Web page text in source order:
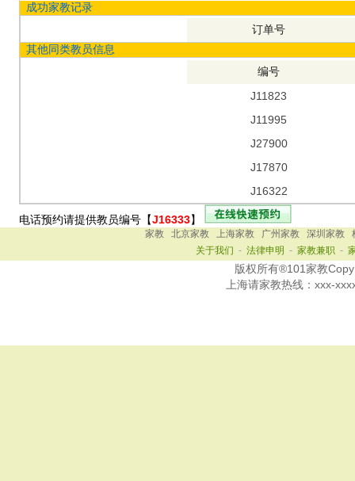
成功家教记录
订单号
其他同类教员信息
编号
J11823
J11995
J27900
J17870
J16322
电话预约请提供教员编号【J16333】
家教 北京家教 上海家教 广州家教 深圳家教
关于我们 - 法律申明 - 家教兼职 -
版权所有®101家教
上海请家教热线： xxx-